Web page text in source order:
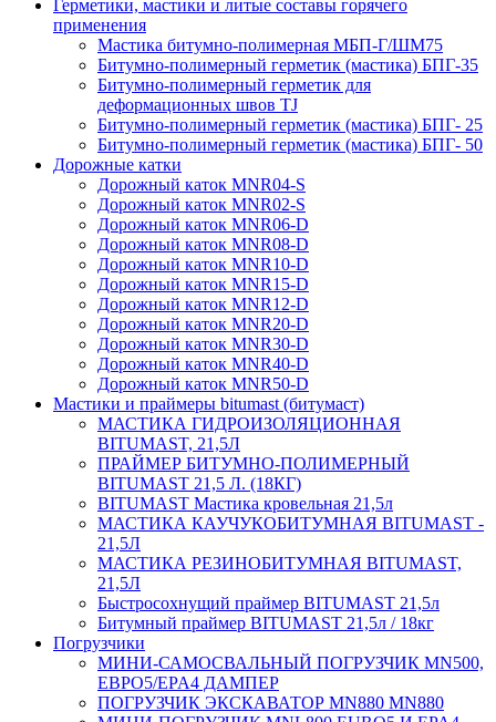
Герметики, мастики и литые составы горячего
применения
Мастика битумно-полимерная МБП-Г/ШМ75
Битумно-полимерный герметик (мастика) БПГ-35
Битумно-полимерный герметик для
деформационных швов TJ
Битумно-полимерный герметик (мастика) БПГ- 25
Битумно-полимерный герметик (мастика) БПГ- 50
Дорожные катки
Дорожный каток MNR04-S
Дорожный каток MNR02-S
Дорожный каток MNR06-D
Дорожный каток MNR08-D
Дорожный каток MNR10-D
Дорожный каток MNR15-D
Дорожный каток MNR12-D
Дорожный каток MNR20-D
Дорожный каток MNR30-D
Дорожный каток MNR40-D
Дорожный каток MNR50-D
Мастики и праймеры bitumast (битумаст)
МАСТИКА ГИДРОИЗОЛЯЦИОННАЯ
BITUMAST, 21,5Л
ПРАЙМЕР БИТУМНО-ПОЛИМЕРНЫЙ
BITUMAST 21,5 Л. (18КГ)
BITUMAST Мастика кровельная 21,5л
МАСТИКА КАУЧУКОБИТУМНАЯ BITUMAST -
21,5Л
МАСТИКА РЕЗИНОБИТУМНАЯ BITUMAST,
21,5Л
Быстросохнущий праймер BITUMAST 21,5л
Битумный праймер BITUMAST 21,5л / 18кг
Погрузчики
МИНИ-САМОСВАЛЬНЫЙ ПОГРУЗЧИК MN500,
ЕВРО5/EPA4 ДАМПЕР
ПОГРУЗЧИК ЭКСКАВАТОР MN880 MN880